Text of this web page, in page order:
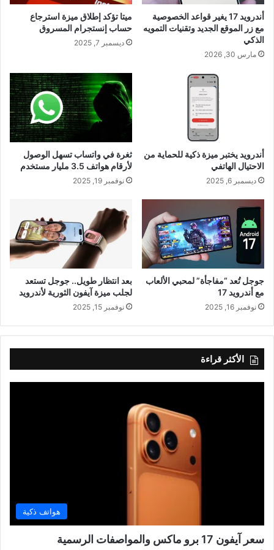
أندرويد 17 يغير قواعد الخصوصية
مع زر الموقع الجديد وتقنيات التمويه
الذكي
مارس 30, 2026
ميتا تؤكد إطلاق ميزة استرجاع
حساب إنستجرام المسروق
ديسمبر 7, 2025
أندرويد يختبر ميزة ذكية للحماية من
الاحتيال الهاتفي
ديسمبر 6, 2025
ثغرة في واتساب تسهل الوصول
لأرقام هواتف 3.5 مليار مستخدم
نوفمبر 19, 2025
جوجل تُعد “مفاجأة” لمحبي الألعاب
مع أندرويد 17
نوفمبر 16, 2025
بعد انتظار طويل.. جوجل تستعد
لجلب ميزة آيفون الثورية لأندرويد
نوفمبر 15, 2025
الأكثر قراءة
هواتف ذكية
سعر آيفون 17 برو ماكس والمواصفات الرسمية